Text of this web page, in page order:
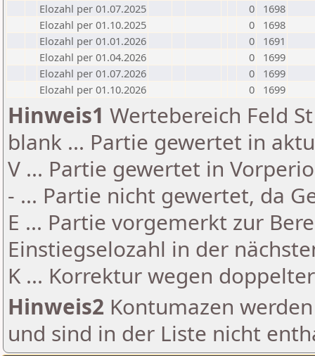
Elozahl per 01.07.2025
0
1698
Elozahl per 01.10.2025
0
1698
Elozahl per 01.01.2026
0
1691
Elozahl per 01.04.2026
0
1699
Elozahl per 01.07.2026
0
1699
Elozahl per 01.10.2026
0 1699
Hinweis1 Wertebereich Feld
blank ... Partie gewertet in
V ... Partie gewertet in
- ... Partie nicht gewertet, da
E ... Partie vorgemerkt zur
Einstiegselozahl in der
K ... Korrektur wegen
Hinweis2 Kontumazen
und sind in der Liste nicht